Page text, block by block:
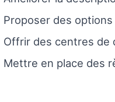
Proposer des
Offrir des centres de
Mettre en place des